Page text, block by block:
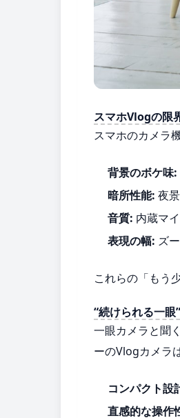
スマホVlogの限
スマホのカメラ
背景のボケ味:
暗所性能: 夜
音質: 内蔵マ
表現の幅: ズ
これらの「もう
“続けられる一
一眼カメラと聞
ーのVlogカメラ
コンパクト設
直感的な操作